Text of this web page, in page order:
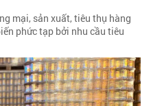
mại, sản xuất, tiêu thụ hàng
phức tạp bởi nhu cầu tiêu